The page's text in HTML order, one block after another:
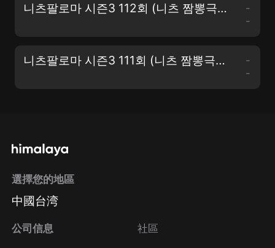
니츠팔로마 시즌3 112회 (니츠 짬뽕극장 11-6화 쩐의 다모 청춘시대)
-
-
니츠팔로마 시즌3 111회 (니츠 짬뽕극장 11-5화 쩐의 다모 청춘시대)
-
-
選擇您的地區
中國台湾
公司信息 社區